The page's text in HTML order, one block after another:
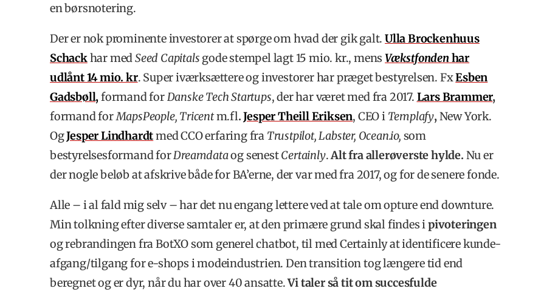
en børsnotering.
Der er nok prominente investorer at spørge om hvad der gik galt. Ulla Brockenhuus
Schackhar medSeed Capitals gode stempel lagt 15 mio. kr., mensVækstfondenhar
udlånt 14 mio. kr. Super iværksættere og investorer har præget bestyrelsen. FxEsben
Gadsbøll, formand for Danske Tech Startups, der har været med fra 2017. Lars Brammer,
formand for MapsPeople, Tricentm.fl.Jesper Theill Eriksen, CEO i Templafy, New York.
OgJesper Lindhardtmed CCO erfaring fra Trustpilot, Labster, Ocean.io, som
bestyrelsesformand forDreamdataog senestCertainly.Alt fra allerøverste hylde. Nu er
der nogle beløb at afskrive både for BA’erne, der var med fra 2017, og for de senere fonde.
Alle – i al fald mig selv – har det nu engang lettere ved at tale om opture end downture.
Min tolkning efter diverse samtaler er, at den primære grund skal findes i pivoteringen
og rebrandingen fra BotXO som generel chatbot, til med Certainly at identificere kunde-
afgang/tilgang for e-shops i modeindustrien. Den transition tog længere tid end
beregnet og er dyr, når du har over 40 ansatte.Vi taler så tit om succesfulde